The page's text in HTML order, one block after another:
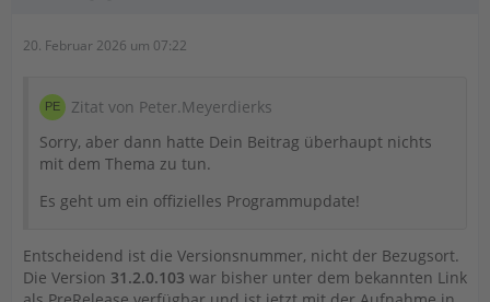
20. Februar 2026 um 07:22
Zitat von Peter.Meyerdierks
Sorry, aber dann hatte Dein Beitrag überhaupt nichts
mit dem Thema zu tun.
Es geht um ein offizielles Programmupdate!
Entscheidend ist die Versionsnummer, nicht der Bezugsort.
Die Version 31.2.0.103 war bisher unter dem bekannten Link